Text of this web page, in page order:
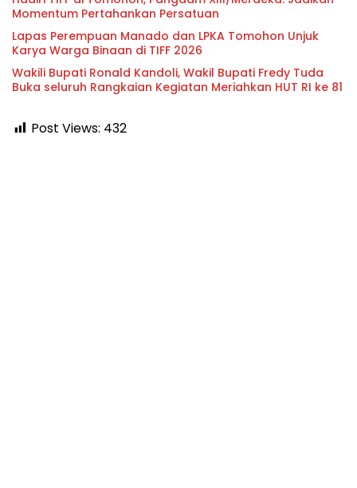
Momentum Pertahankan Persatuan
Lapas Perempuan Manado dan LPKA Tomohon Unjuk
Karya Warga Binaan di TIFF 2026
Wakili Bupati Ronald Kandoli, Wakil Bupati Fredy Tuda
Buka seluruh Rangkaian Kegiatan Meriahkan HUT RI ke 81
Post Views: 432